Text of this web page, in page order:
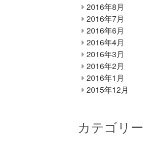
2016年8月
2016年7月
2016年6月
2016年4月
2016年3月
2016年2月
2016年1月
2015年12月
カテゴリー